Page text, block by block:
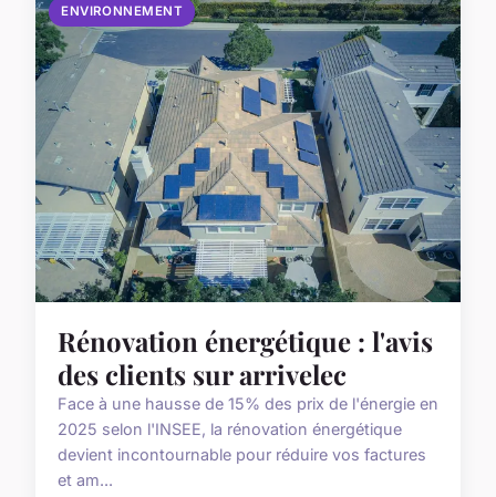
ENVIRONNEMENT
Rénovation énergétique : l'avis
des clients sur arrivelec
Face à une hausse de 15% des prix de l'énergie en
2025 selon l'INSEE, la rénovation énergétique
devient incontournable pour réduire vos factures
et am...